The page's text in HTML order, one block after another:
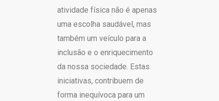
atividade física não é apenas
uma escolha saudável, mas
também um veículo para a
inclusão e o enriquecimento
da nossa sociedade. Estas
iniciativas, contribuem de
forma inequívoca para um